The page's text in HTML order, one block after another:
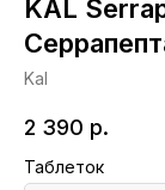
KAL
Kal
2 390 р.
Таблеток